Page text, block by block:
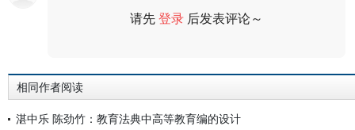
请先登录 后发表评论～
相同作者阅读
湛中乐 陈劲竹：教育法典中高等教育编的设计